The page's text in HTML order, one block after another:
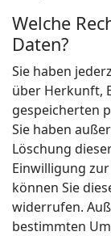
Welche
Daten?
Sie haben
über Herkunft,
gespeicherten
Sie haben
Löschung
Einwilligung
können Sie
widerrufen.
bestimmten